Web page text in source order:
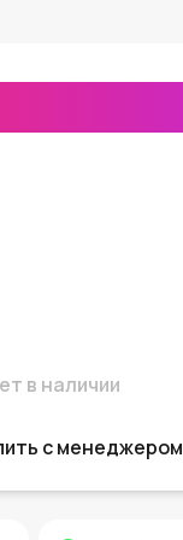
в наличии
с менеджером